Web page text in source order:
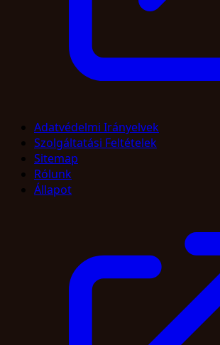
Adatvédelmi Irányelvek
Szolgáltatási Feltételek
Sitemap
Rólunk
Állapot